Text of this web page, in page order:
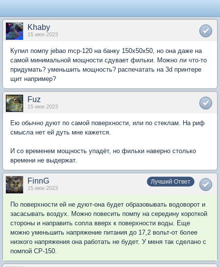
Khaby
15 июн 2023
Купил помпу jebao mcp-120 на банку 150х50х50, но она даже на
самой минимальной мощности сдувает фильки. Можно ли что-то
придумать? уменьшить мощность? распечатать на 3d принтере
щит например?
Fuz
15 июн 2023
Ею обычно дуют по самой поверхности, или по стеклам. На риф
смысла нет ей дуть мне кажется.
И со временем мощность упадёт, но фильки наверно столько
времени не выдержат.
Лучший Ответ
FinnG
15 июн 2023
По поверхности ей не дуют-она будет образовывать водоворот и
засасывать воздух. Можно повесить помпу на середину короткой
стороны и направить сопла вверх к поверхности воды. Еще
можно уменьшить напряжение питания до 17,2 вольт-от более
низкого напряжения она работать не будет. У меня так сделано с
помпой СР-150.